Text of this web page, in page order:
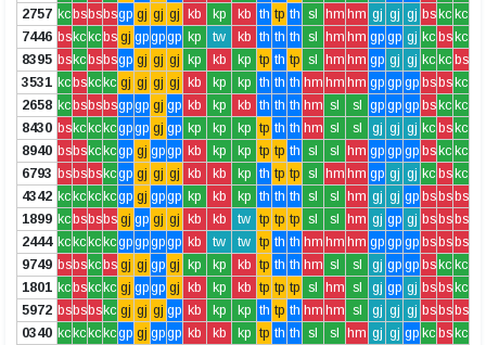
2757 kcbsbsbsgp gj gj gj kb kp kb th tp th sl hm hm gj gj gj bskc kc
7446 bskckcbs gj gpgpgp kp tw kb th th th sl hm hm gp gp gj kc bskc
8395 bskcbsbsgp gj gj gj kp kb kp tp th tp sl hm hm gp gj gj kc kc bs
3531 kcbskckc gj gj gj gj kb kp kp th th th hm hm hm gp gp gp bsbskc
2658 kcbsbsbsgpgp gj gp kb kp kb th th th hm sl sl gp gp gp bskc kc
8430 bskckckcgpgp gj gp kp kp kp tp th th hm sl sl gj gj gj kc bskc
8940 bsbskckcgp gj gpgp kb kp kp tp tp th sl sl hm gp gp gp bskc kc
6793 bsbsbskcgp gj gj gj kb kb kp th tp tp sl hm hm gp gj gj kc bskc
4342 kckckckcgp gj gpgp kp kb kp th th th sl sl hm gj gj gp bsbsbs
1899 kcbsbsbs gj gp gj gj kb kb tw tp tp tp sl sl hm gj gp gj bsbsbs
2444 kckckckcgpgpgpgp kb tw tw tp th th hm hm hm gp gp gp bsbsbs
9749 bsbskcbs gj gj gp gj kp kp kb tp th th hm sl sl gj gp gp bskc kc
1801 kcbskckc gj gpgp gj kb kp kb tp tp tp sl hm sl gj gp gj bsbskc
5972 bsbsbskc gj gj gj gp kb kp kp th tp th hm hm sl gj gj gj bsbsbs
0340 kckckckcgp gj gpgp kb kb kp tp th th sl sl hm gj gj gp kc bskc